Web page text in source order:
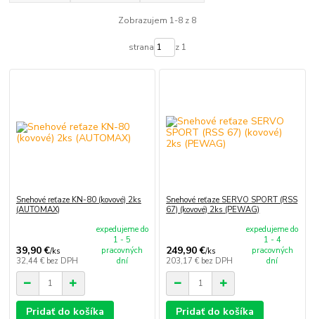
Zobrazujem 1-8 z 8
strana z 1
Snehové reťaze KN-80 (kovové) 2ks
(AUTOMAX)
39,90 €/ks
32,44 € bez DPH
expedujeme do
1 - 5
pracovných
dní
Pridať do košíka
Snehové reťaze SERVO SPORT (RSS
67) (kovové) 2ks (PEWAG)
249,90 €/ks
203,17 € bez DPH
expedujeme do
1 - 4
pracovných
dní
Pridať do košíka